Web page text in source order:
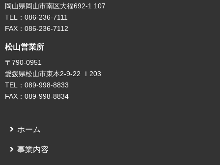
岡山県岡山市南区大福692-1 107
TEL：086-236-7111
FAX：086-236-7112
松山営業所
〒790-0951
愛媛県松山市束本2-9-22 Ｉ203
TEL：089-998-8833
FAX：089-998-8834
ホーム
事業内容